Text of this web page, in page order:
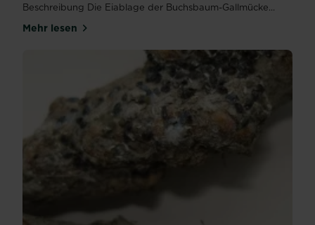
Beschreibung Die Eiablage der Buchsbaum-Gallmücke...
Mehr lesenüber Buchsbaum-Gallmücke